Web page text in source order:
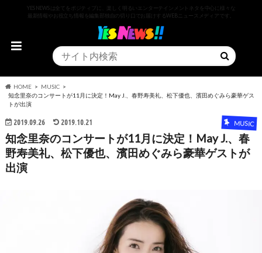
YESNEWSは全てをポジティブに、楽しく明るいエンターテインメントネタを中心に様々な
最新情報やお役立ち情報を編集部独自の切り口でお届けするWEBニュースメディアです。
HOME
MUSIC
知念里奈のコンサートが11月に決定！May J.、春野寿美礼、松下優也、濱田めぐみら豪華ゲス
トが出演
2019.09.26 2019.10.21 MUSIC
知念里奈のコンサートが11月に決定！May J.、春
野寿美礼、松下優也、濱田めぐみら豪華ゲストが
出演